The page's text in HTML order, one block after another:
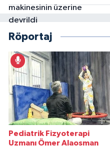
Röportaj
Pediatrik Fizyoterapi
Uzmanı Ömer Alaosman